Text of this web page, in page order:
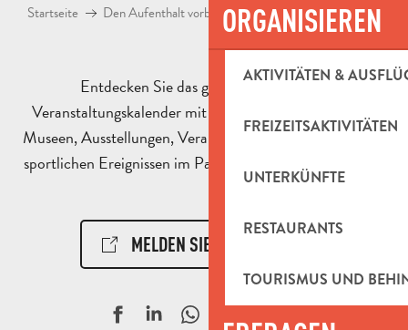
ORGANISIEREN
AKTIVITÄTEN &
FREIZEITSAKTIVITÄTEN
UNTERKÜNFTE
RESTAURANTS
TOURISMUS UND
Startseite Den Aufenthalt vorbereiten Agenda & Ausflugsideen
Entdecken Sie das ganze Jahr über den
Veranstaltungskalender mit Animationen, Aktivitäten,
Museen, Ausstellungen, Veranstaltungen, kulturellen und
sportlichen Ereignissen im Pays d’Aubagne et de l’Étoile.
MELDEN SIE EIN EREIGNIS!
Ajouter aux